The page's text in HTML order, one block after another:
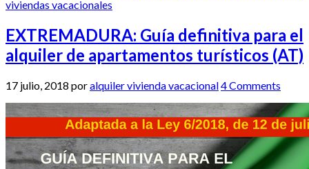
viviendas vacacionales
EXTREMADURA: Guía definitiva para el
alquiler de apartamentos turísticos (AT)
17 julio, 2018 poralquiler vivienda vacacional4 Comments